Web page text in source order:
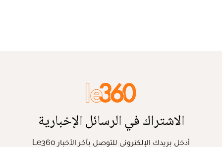
الاشتراك في الرسائل الإخبارية
أدخل بريدك الإلكتروني للتوصل بآخر الأخبار Le360